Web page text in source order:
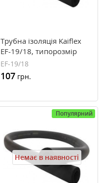
Трубна ізоляція Kaiflex
EF-19/18, типорозмір
19/18 мм
EF-19/18
107 грн.
Популярний
Немає в наявності